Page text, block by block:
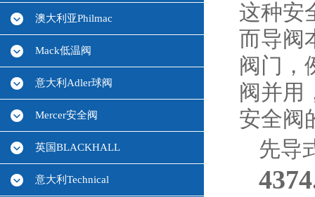
澳大利亚Philmac
Mack低温阀
意大利Adler球阀
Mercer安全阀
英国BLACKHALL
意大利Technical
这种安
而导阀
阀门，
阀并用
安全阀
先导